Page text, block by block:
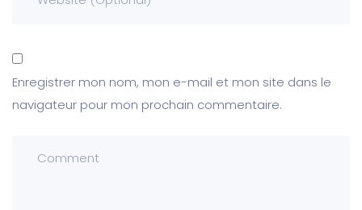
Enregistrer mon nom, mon e-mail et mon site dans le
navigateur pour mon prochain commentaire.